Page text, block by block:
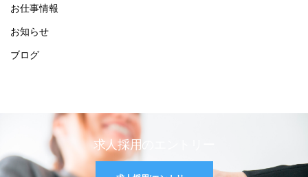
お仕事情報
お知らせ
ブログ
求人採用のエントリー